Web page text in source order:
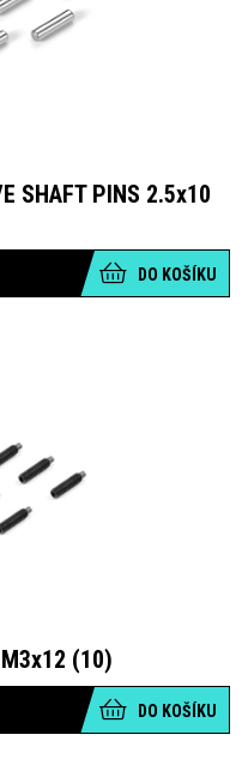
SHAFT PINS 2.5x10
DO KOŠÍKU
M3x12 (10)
DO KOŠÍKU